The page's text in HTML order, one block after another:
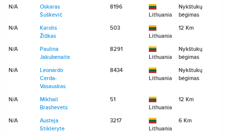
N/A
Oskaras
Šuškevič
8196
Lithuania
Nykštukų
bėgimas
N/A
Karolis
Žiūkas
503
Lithuania
12 Km
N/A
Paulina
Jakubenaite
8291
Lithuania
Nykštukų
bėgimas
N/A
Leonardo
Cerda-
Vasauskas
8434
Lithuania
Nykštukų
bėgimas
N/A
Mikhail
Brashevets
51
Lithuania
12 Km
N/A
Austeja
Stikleryte
3217
Lithuania
6 Km